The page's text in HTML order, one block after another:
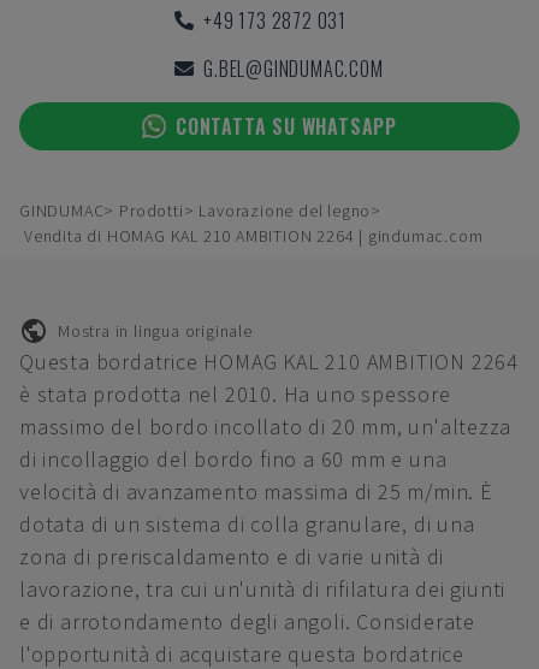
+49 173 2872 031
G.BEL@GINDUMAC.COM
CONTATTA SU WHATSAPP
GINDUMAC Prodotti
Lavorazione del legno
Vendita di HOMAG KAL 210 AMBITION 2264 | gindumac.com
Mostra in lingua originale
Questa bordatrice HOMAG KAL 210 AMBITION 2264
è stata prodotta nel 2010. Ha uno spessore
massimo del bordo incollato di 20 mm, un'altezza
di incollaggio del bordo fino a 60 mm e una
velocità di avanzamento massima di 25 m/min. È
dotata di un sistema di colla granulare, di una
zona di preriscaldamento e di varie unità di
lavorazione, tra cui un'unità di rifilatura dei giunti
e di arrotondamento degli angoli. Considerate
l'opportunità di acquistare questa bordatrice